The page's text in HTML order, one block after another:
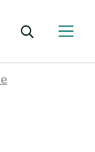
Ouvrir le